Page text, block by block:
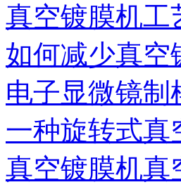
真空镀膜机工
如何减少真空
电子显微镜制
一种旋转式真
真空镀膜机真